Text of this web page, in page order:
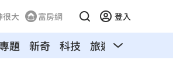
很大 富房網 登入
題 新奇 科技 旅遊 汽車